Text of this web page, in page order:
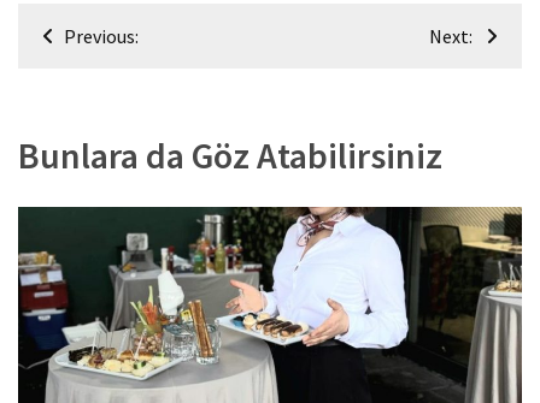
YazıPrevious: Next:
Bunlara da Göz Atabilirsiniz